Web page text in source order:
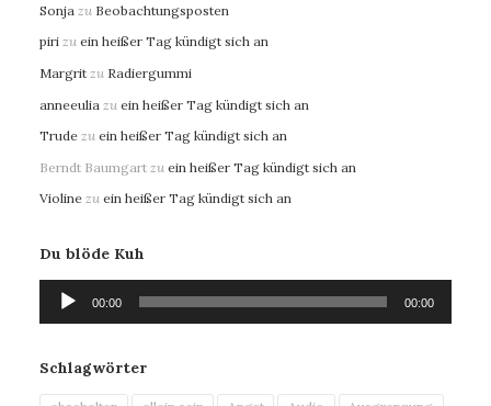
Sonja zu Beobachtungsposten
piri zu ein heißer Tag kündigt sich an
Margrit zu Radiergummi
anneeulia zu ein heißer Tag kündigt sich an
Trude zu ein heißer Tag kündigt sich an
Berndt Baumgart zu ein heißer Tag kündigt sich an
Violine zu ein heißer Tag kündigt sich an
Du blöde Kuh
Audio-
Player
00:00 00:00
Schlagwörter